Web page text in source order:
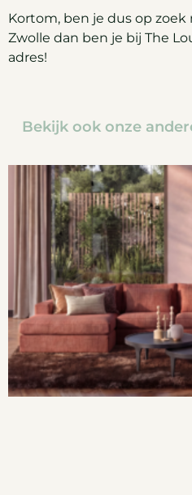
Kortom, ben je dus op
Zwolle dan ben je bij The
adres!
Bekijk ook onze